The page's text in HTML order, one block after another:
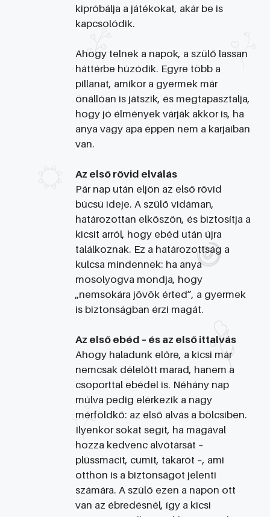
kipróbálja a játékokat, akár be is
kapcsolódik.
Ahogy telnek a napok, a szülő lassan
háttérbe húzódik. Egyre több a
pillanat, amikor a gyermek már
önállóan is játszik, és megtapasztalja,
hogy jó élmények várják akkor is, ha
anya vagy apa éppen nem a karjaiban
van.
Az első rövid elválás
Pár nap után eljön az első rövid
búcsú ideje. A szülő vidáman,
határozottan elköszön, és biztosítja a
kicsit arról, hogy ebéd után újra
találkoznak. Ez a határozottság a
kulcsa mindennek: ha anya
mosolyogva mondja, hogy
„nemsokára jövök érted”, a gyermek
is biztonságban érzi magát.
Az első ebéd – és az első ittalvás
Ahogy haladunk előre, a kicsi már
nemcsak délelőtt marad, hanem a
csoporttal ebédel is. Néhány nap
múlva pedig elérkezik a nagy
mérföldkő: az első alvás a bölcsiben.
Ilyenkor sokat segít, ha magával
hozza kedvenc alvótársát –
plüssmacit, cumit, takarót –, ami
otthon is a biztonságot jelenti
számára. A szülő ezen a napon ott
van az ébredésnél, így a kicsi